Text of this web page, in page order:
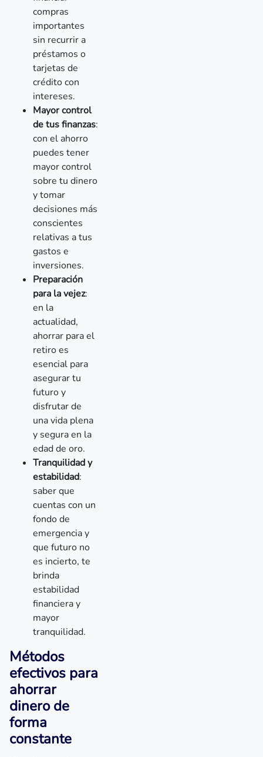
compras
importantes
sin recurrir a
préstamos o
tarjetas de
crédito con
intereses.
Mayor control
de tus finanzas:
con el ahorro
puedes tener
mayor control
sobre tu dinero
y tomar
decisiones más
conscientes
relativas a tus
gastos e
inversiones.
Preparación
para la vejez:
en la
actualidad,
ahorrar para el
retiro es
esencial para
asegurar tu
futuro y
disfrutar de
una vida plena
y segura en la
edad de oro.
Tranquilidad y
estabilidad:
saber que
cuentas con un
fondo de
emergencia y
que futuro no
es incierto, te
brinda
estabilidad
financiera y
mayor
tranquilidad.
Métodos
efectivos para
ahorrar
dinero de
forma
constante